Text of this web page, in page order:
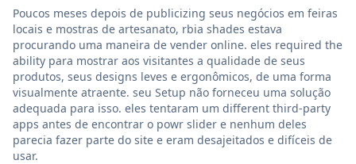
Poucos meses depois de publicizing seus negócios em feiras
locais e mostras de artesanato, rbia shades estava
procurando uma maneira de vender online. eles required the
ability para mostrar aos visitantes a qualidade de seus
produtos, seus designs leves e ergonômicos, de uma forma
visualmente atraente. seu Setup não forneceu uma solução
adequada para isso. eles tentaram um different third-party
apps antes de encontrar o powr slider e nenhum deles
parecia fazer parte do site e eram desajeitados e difíceis de
usar.